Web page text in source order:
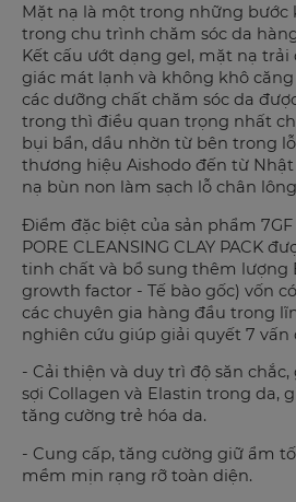
Mặt nạ là một trong những bước
trong chu trình chăm sóc da
Kết cấu ướt dạng gel, mặt nạ trải
giác mát lạnh và không khô
các dưỡng chất chăm sóc da
trong thì điều quan trọng nhất
bụi bẩn, dầu nhờn từ bên trong
thương hiệu Aishodo đến từ
nạ bùn non làm sạch lỗ chân
Điểm đặc biệt của sản phẩm
PORE CLEANSING CLAY PACK
tinh chất và bổ sung thêm lượng
growth factor - Tế bào gốc) vốn
các chuyên gia hàng đầu trong
nghiên cứu giúp giải quyết 7 vấn
- Cải thiện và duy trì độ săn
sợi Collagen và Elastin trong da,
tăng cường trẻ hóa da.
- Cung cấp, tăng cường giữ ẩm
mềm mịn rạng rỡ toàn diện.